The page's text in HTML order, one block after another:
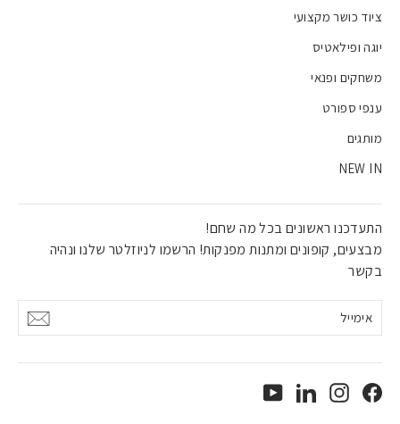
ציוד כושר מקצועי
יוגה ופילאטיס
משחקים ופנאי
ענפי ספורט
מותגים
NEW IN
התעדכנו ראשונים בכל מה שחם!
מבצעים, קופונים ומתנות מפנקות! הרשמו לניוזלטר שלנו ונהיה
בקשר
אימייל
Facebook
Instagram
LinkedIn